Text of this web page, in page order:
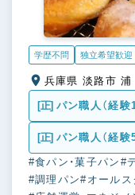
学歴不問 独立希望歓迎
兵庫県 淡路市 浦
[正] パン職人（経験
[正] パン職人（経験
#食パン・菓子パン #
#調理パン#オール